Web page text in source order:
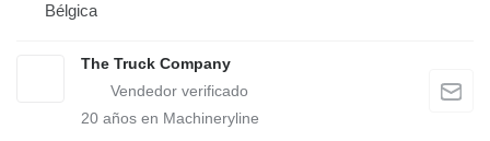
Bélgica
The Truck Company
20 años en Machineryline